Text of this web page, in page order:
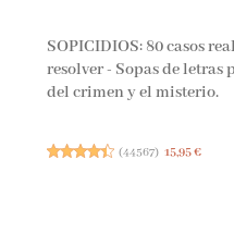
SOPICIDIOS: 80 casos
resolver - Sopas de
del crimen y el misterio.
(44567) 15,95 €